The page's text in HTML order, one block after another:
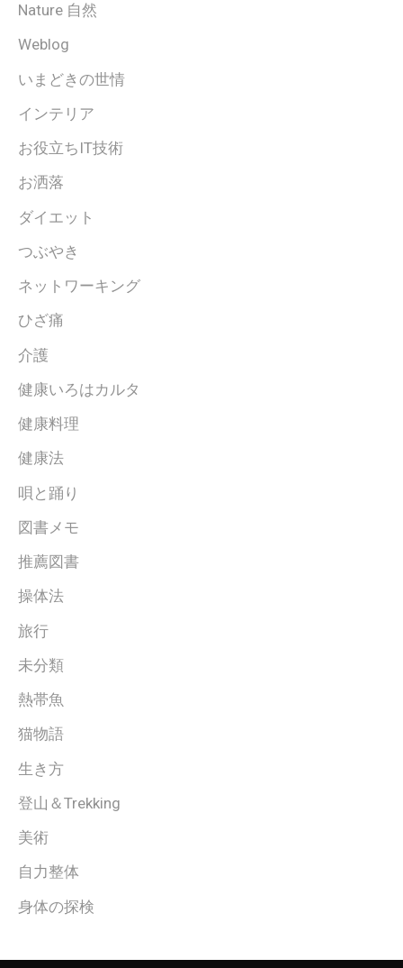
Nature 自然
Weblog
いまどきの世情
インテリア
お役立ちIT技術
お洒落
ダイエット
つぶやき
ネットワーキング
ひざ痛
介護
健康いろはカルタ
健康料理
健康法
唄と踊り
図書メモ
推薦図書
操体法
旅行
未分類
熱帯魚
猫物語
生き方
登山＆Trekking
美術
自力整体
身体の探検